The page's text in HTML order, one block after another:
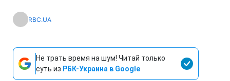
RBC.UA
Не трать время на шум! Читай только
суть из РБК-Украина в Google